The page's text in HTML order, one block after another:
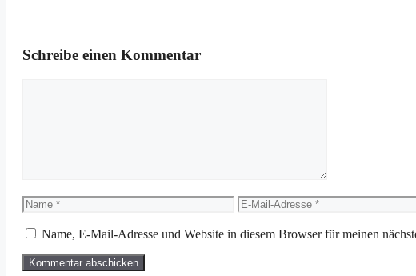
Schreibe einen Kommentar
Name
E-
Mail-
Adresse
Name, E-Mail-Adresse und Website in diesem Browser für meinen